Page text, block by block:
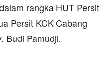
rangka HUT Persit
Persit KCK Cabang
Budi Pamudji.